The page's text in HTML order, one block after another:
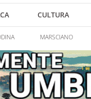
CULTURA
MARSCIANO